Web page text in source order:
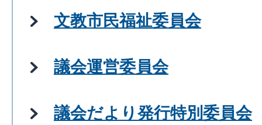
文教市民福祉委員会
議会運営委員会
議会だより発行特別委員会